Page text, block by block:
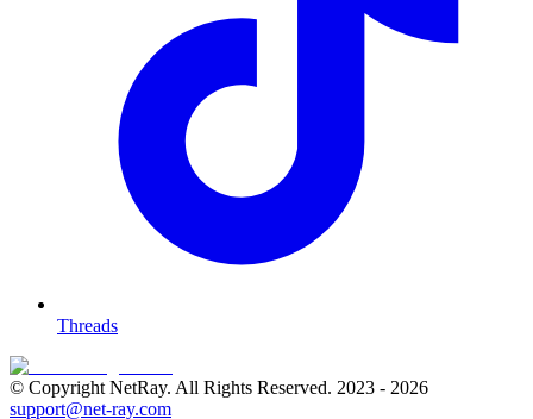
Threads
© Copyright NetRay. All Rights Reserved. 2023 - 2026
support@net-ray.com